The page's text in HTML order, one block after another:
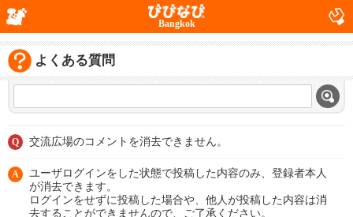
Bangkok
よくある質問
Q 交流広場のコメントを消去できません。
A
ユーザログインをした状態で投稿した内容のみ、登録者本人
が消去できます。
ログインをせずに投稿した場合や、他人が投稿した内容は消
去することができませんので、ご了承ください。